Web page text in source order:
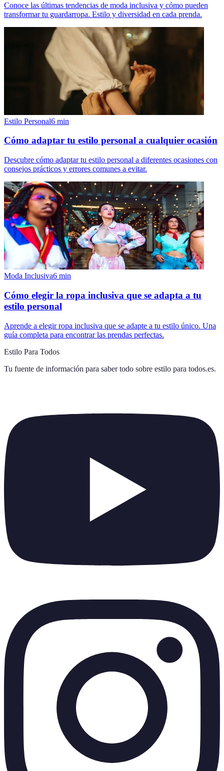
Conoce las últimas tendencias de moda inclusiva y cómo pueden
transformar tu guardarropa. Estilo y diversidad en cada prenda.
Estilo Personal6 min
Cómo adaptar tu estilo personal a cualquier ocasión
Descubre cómo adaptar tu estilo personal a diferentes ocasiones con
consejos prácticos y errores comunes a evitar.
Moda Inclusiva6 min
Cómo elegir la ropa inclusiva que se adapta a tu
estilo personal
Aprende a elegir ropa inclusiva que se adapte a tu estilo único. Una
guía completa para encontrar las prendas perfectas.
Estilo Para Todos
Tu fuente de información para saber todo sobre estilo para todos.es.